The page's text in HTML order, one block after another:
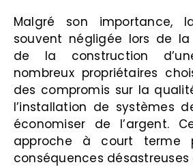
Malgré son importance,
souvent négligée lors de
de la construction
nombreux propriétaires
des compromis sur la
l’installation de systèmes
économiser de l’argent.
approche à court terme
conséquences